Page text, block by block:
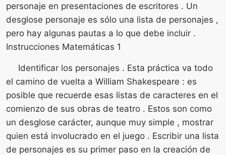
personaje en presentaciones de escritores . Un
desglose personaje es sólo una lista de personajes ,
pero hay algunas pautas a lo que debe incluir .
Instrucciones Matemáticas 1
Identificar los personajes . Esta práctica va todo
el camino de vuelta a William Shakespeare : es
posible que recuerde esas listas de caracteres en el
comienzo de sus obras de teatro . Estos son como
un desglose carácter, aunque muy simple , mostrar
quien está involucrado en el juego . Escribir una lista
de personajes es su primer paso en la creación de